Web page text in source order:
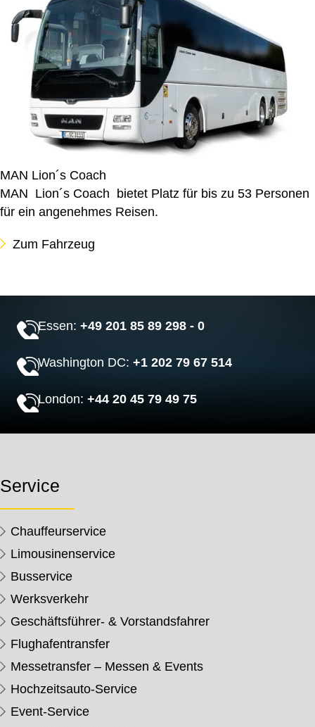
MAN Lion´s Coach
MAN Lion´s Coach bietet Platz für bis zu 53 Personen
für ein angenehmes Reisen.
Zum Fahrzeug
Essen:+49 201 85 89 298 - 0
Washington DC:+1 202 79 67 514
London:+44 20 45 79 49 75
Service
Chauffeurservice
Limousinenservice
Busservice
Werksverkehr
Geschäftsführer- & Vorstandsfahrer
Flughafentransfer
Messetransfer – Messen & Events
Hochzeitsauto-Service
Event-Service